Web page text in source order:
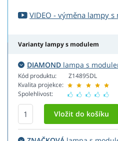
VIDEO - výměna lampy
Varianty lampy s modulem
DIAMOND lampa s
Kód produktu:
Kvalita projekce:
Spolehlivost:
Z14895DL